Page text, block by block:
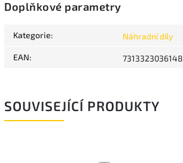
Doplňkové parametry
Kategorie: Náhradní díly
EAN: 7313323036148
SOUVISEJÍCÍ PRODUKTY